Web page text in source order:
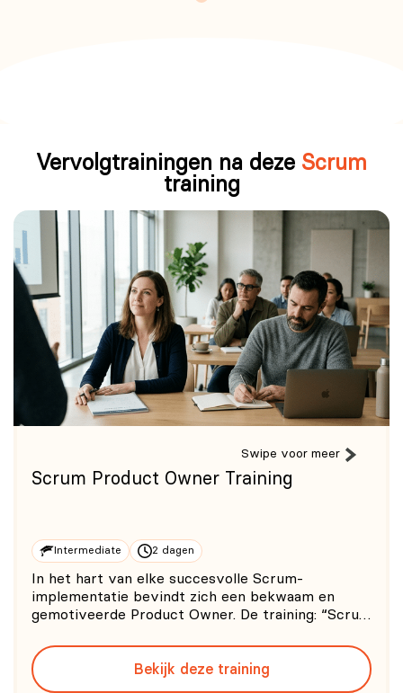
Vervolgtrainingen na deze Scrum
training
Swipe voor meer
Scrum Product Owner Training
Intermediate 2 dagen
In het hart van elke succesvolle Scrum-
implementatie bevindt zich een bekwaam en
gemotiveerde Product Owner. De training: “Scrum
te voorzien van de essentiële kennis,
vaardigheden en inzichten om deze cruciale rol
effectief te vervullen binnen een Sc
Bekijk deze training